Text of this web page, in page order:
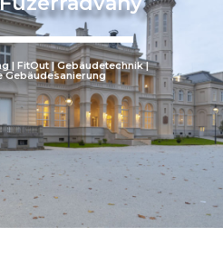
| FitOut | Gebäudetechnik |
Gebäudesanierung